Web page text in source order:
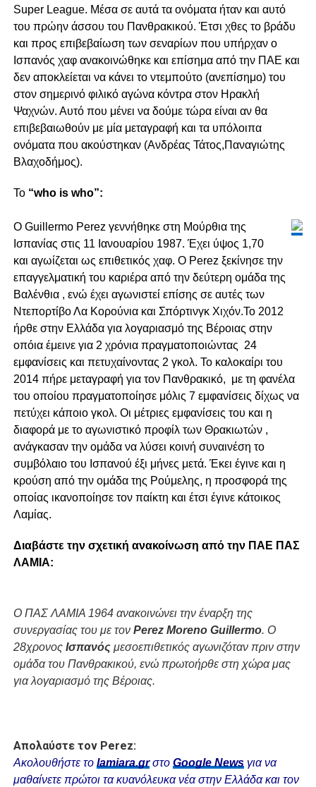
Super League. Μέσα σε αυτά τα ονόματα ήταν και αυτό
του πρώην άσσου του Πανθρακικού. Έτσι χθες το βράδυ
και προς επιβεβαίωση των σεναρίων που υπήρχαν ο
Ισπανός χαφ ανακοινώθηκε και επίσημα από την ΠΑΕ και
δεν αποκλείεται να κάνει το ντεμπούτο (ανεπίσημο) του
στον σημερινό φιλικό αγώνα κόντρα στον Ηρακλή
Ψαχνών. Αυτό που μένει να δούμε τώρα είναι αν θα
επιβεβαιωθούν με μία μεταγραφή και τα υπόλοιπα
ονόματα που ακούστηκαν (Ανδρέας Τάτος,Παναγιώτης
Βλαχοδήμος).
Το “who is who”:
Ο Guillermo Perez γεννήθηκε στη Μούρθια της
Ισπανίας στις 11 Ιανουαρίου 1987. Έχει ύψος 1,70
και αγωίζεται ως επιθετικός χαφ. Ο Perez ξεκίνησε την
επαγγελματική του καριέρα από την δεύτερη ομάδα της
Βαλένθια , ενώ έχει αγωνιστεί επίσης σε αυτές των
Ντεπορτίβο Λα Κορούνια και Σπόρτινγκ Χιχόν.Το 2012
ήρθε στην Ελλάδα για λογαριασμό της Βέροιας στην
οπόια έμεινε για 2 χρόνια πραγματοποιώντας 24
εμφανίσεις και πετυχαίνοντας 2 γκολ. Το καλοκαίρι του
2014 πήρε μεταγραφή για τον Πανθρακικό, με τη φανέλα
του οποίου πραγματοποίησε μόλις 7 εμφανίσεις δίχως να
πετύχει κάποιο γκολ. Οι μέτριες εμφανίσεις του και η
διαφορά με το αγωνιστικό προφίλ των Θρακιωτών ,
ανάγκασαν την ομάδα να λύσει κοινή συναινέση το
συμβόλαιο του Ισπανού έξι μήνες μετά. Έκει έγινε και η
κρούση από την ομάδα της Ρούμελης, η προσφορά της
οποίας ικανοποίησε τον παίκτη και έτσι έγινε κάτοικος
Λαμίας.
Διαβάστε την σχετική ανακοίνωση από την ΠΑΕ ΠΑΣ
ΛΑΜΙΑ:
Ο ΠΑΣ ΛΑΜΙΑ 1964 ανακοινώνει την έναρξη της
συνεργασίας του με τον Perez Moreno Guillermo. Ο
28χρονος Ισπανός μεσοεπιθετικός αγωνιζόταν πριν στην
ομάδα του Πανθρακικού, ενώ πρωτοήρθε στη χώρα μας
για λογαριασμό της Βέροιας.
Απολαύστε τον Perez:
Ακολουθήστε το lamiara.grστο Google Newsγια να
μαθαίνετε πρώτοι τα κυανόλευκα νέα στην Ελλάδα και τον